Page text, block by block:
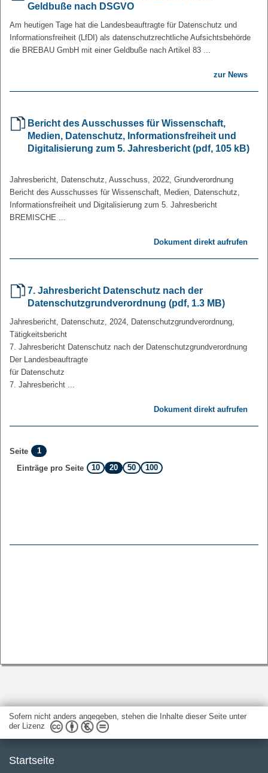
Geldbuße nach DSGVO
Am heutigen Tage hat die Landesbeauftragte für Datenschutz und
Informationsfreiheit (LfDI) als datenschutzrechtliche Aufsichtsbehörde
die BREBAU GmbH mit einer Geldbuße nach Artikel 83 ...
zur News
Bericht des Ausschusses für Wissenschaft,
Medien, Datenschutz, Informationsfreiheit und
Digitalisierung zum 5. Jahresbericht (pdf, 105 kB)
Jahresbericht, Datenschutz, Ausschuss, 2022, Grundverordnung
Bericht des Ausschusses für Wissenschaft, Medien, Datenschutz,
Informationsfreiheit und Digitalisierung zum 5. Jahresbericht
BREMISCHE ...
Dokument direkt aufrufen
7. Jahresbericht Datenschutz nach der
Datenschutzgrundverordnung (pdf, 1.3 MB)
Jahresbericht, Datenschutz, 2024, Datenschutzgrundverordnung,
Tätigkeitsbericht
7. Jahresbericht Datenschutz nach der Datenschutzgrundverordnung
Der Landesbeauftragte
für Datenschutz
7. Jahresbericht ...
Dokument direkt aufrufen
Seite
1
Einträge pro Seite
10 20 50 100
Sofern nicht anders angegeben, stehen die Inhalte dieser Seite unter
der Lizenz
Startseite